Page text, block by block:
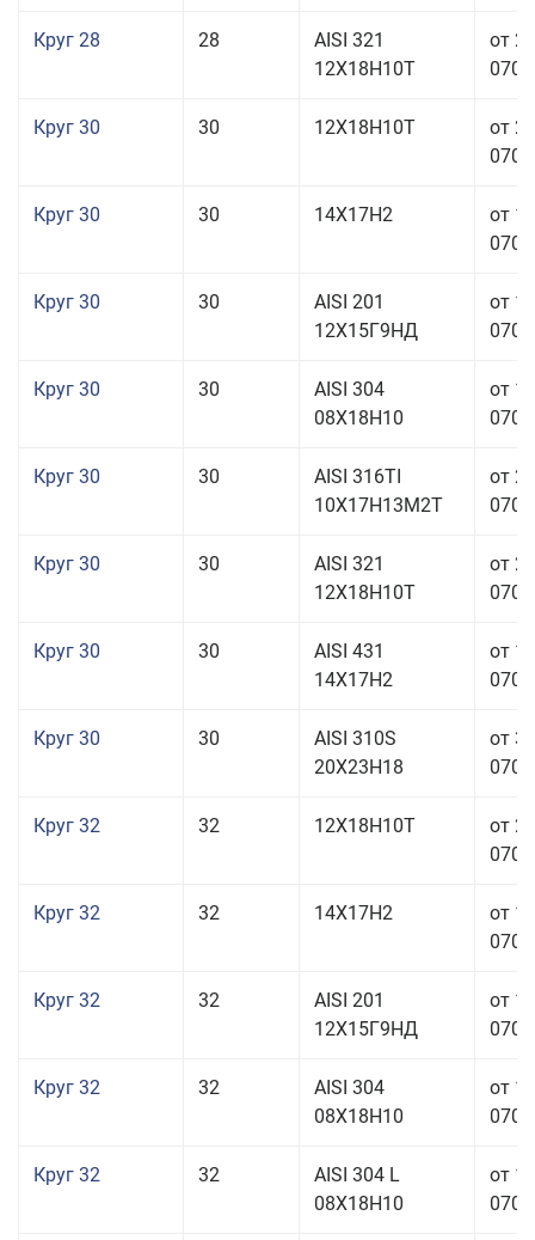
Круг 28 28
AISI 321
12Х18Н10Т
от
Круг 30 30 12Х18Н10Т
от
Круг 30 30 14Х17Н2
от
Круг 30 30
AISI 201
12Х15Г9НД
от
Круг 30 30
AISI 304
08Х18Н10
от
Круг 30 30
AISI 316TI
10Х17Н13М2Т
от
Круг 30 30
AISI 321
12Х18Н10Т
от
Круг 30 30
AISI 431
14Х17Н2
от
Круг 30 30
AISI 310S
20Х23Н18
от
Круг 32 32 12Х18Н10Т
от
Круг 32 32 14Х17Н2
от
Круг 32 32
AISI 201
12Х15Г9НД
от
Круг 32 32
AISI 304
08Х18Н10
от
Круг 32 32
AISI 304 L
08Х18Н10
от